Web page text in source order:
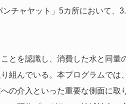
チャヤット」5カ所において、
とを認識し、消費した水と同量
組んでいる。本プログラムでは
の介入といった重要な側面に取